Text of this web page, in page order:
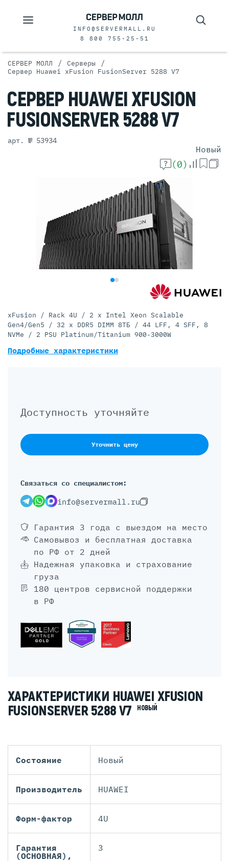
INFO@SERVERMALL.RU
8 800 755-25-51
СЕРВЕР МОЛЛ / Серверы /
Сервер Huawei xFusion FusionServer 5288 V7
СЕРВЕР HUAWEI XFUSION
FUSIONSERVER5288 V7
арт. № 53934
Новый
(0)
Доступность уточняйте
Уточнить цену
Связаться со специалистом:
info@servermall.ru
Гарантия 3 года с выездом на место
Самовывоз и бесплатная доставка
по РФ от 2 дней
Надежная упаковка и страхование
груза
180 центров сервисной поддержки
в РФ
xFusion / Rack 4U / 2 x Intel Xeon Scalable
Gen4/Gen5 / 32 x DDR5 DIMM 8ТБ / 44 LFF, 4 SFF, 8
NVMe / 2 PSU Platinum/Titanium 900-3000W
Подробные характеристики
ХАРАКТЕРИСТИКИ HUAWEI XFUSION
FUSIONSERVER 5288 V7
НОВЫЙ
Состояние Новый
Производитель HUAWEI
Форм-фактор 4U
Гарантия
(ОСНОВНАЯ),
3